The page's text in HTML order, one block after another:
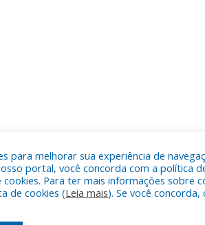
para melhorar sua experiência de
portal, você concorda com a política
Para ter mais informações sobre
de cookies (Leia mais). Se você concorda,